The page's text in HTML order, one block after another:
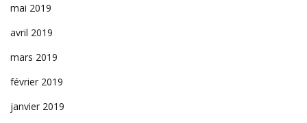
mai 2019
avril 2019
mars 2019
février 2019
janvier 2019